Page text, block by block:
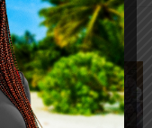
L'AUTEUR